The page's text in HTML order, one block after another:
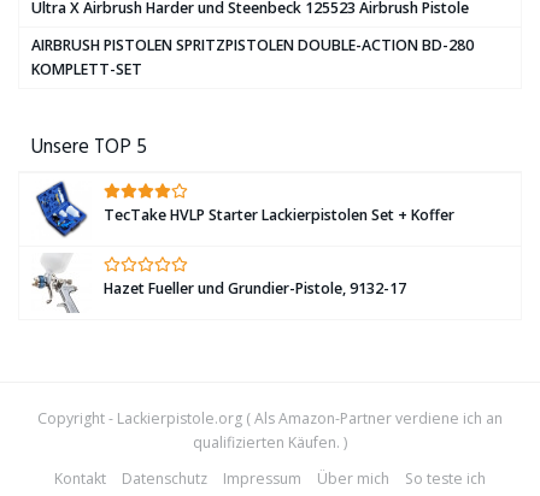
Ultra X Airbrush Harder und Steenbeck 125523 Airbrush Pistole
AIRBRUSH PISTOLEN SPRITZPISTOLEN DOUBLE-ACTION BD-280
KOMPLETT-SET
Unsere TOP 5
TecTake HVLP Starter Lackierpistolen Set + Koffer
Hazet Fueller und Grundier-Pistole, 9132-17
Copyright - Lackierpistole.org ( Als Amazon-Partner verdiene ich an
qualifizierten Käufen. )
Kontakt
Datenschutz Impressum Über mich
So teste ich